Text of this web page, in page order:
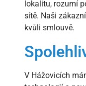
lokalitu, rozumí
sítě. Naši
kvůli smlouvě.
V Hážovicích